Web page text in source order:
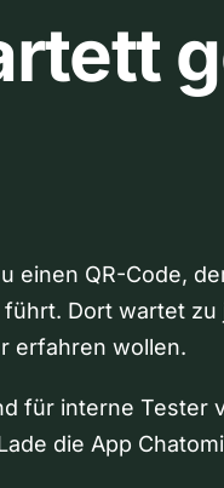
einen QR-Code,
Dort wartet
erfahren wollen.
für interne Tester
die App